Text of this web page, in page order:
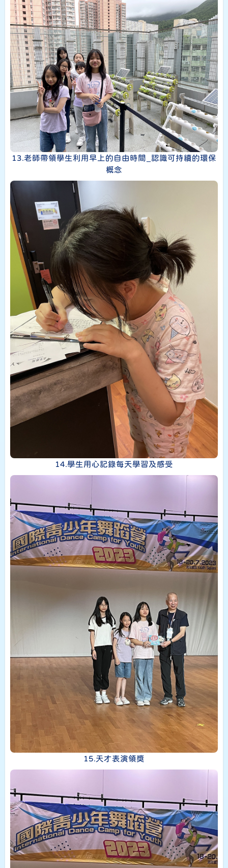
13.老師帶領學生利用早上的自由時間_認識可持續的環保
概念
14.學生用心記錄每天學習及感受
15.天才表演領獎